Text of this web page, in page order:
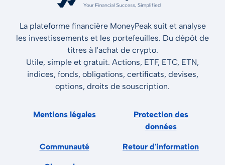
La plateforme financière MoneyPeak suit et analyse
les investissements et les portefeuilles. Du dépôt de
titres à l'achat de crypto.
Utile, simple et gratuit. Actions, ETF, ETC, ETN,
indices, fonds, obligations, certificats, devises,
options, droits de souscription.
Mentions légales
Protection des
données
Communauté Retour d'information